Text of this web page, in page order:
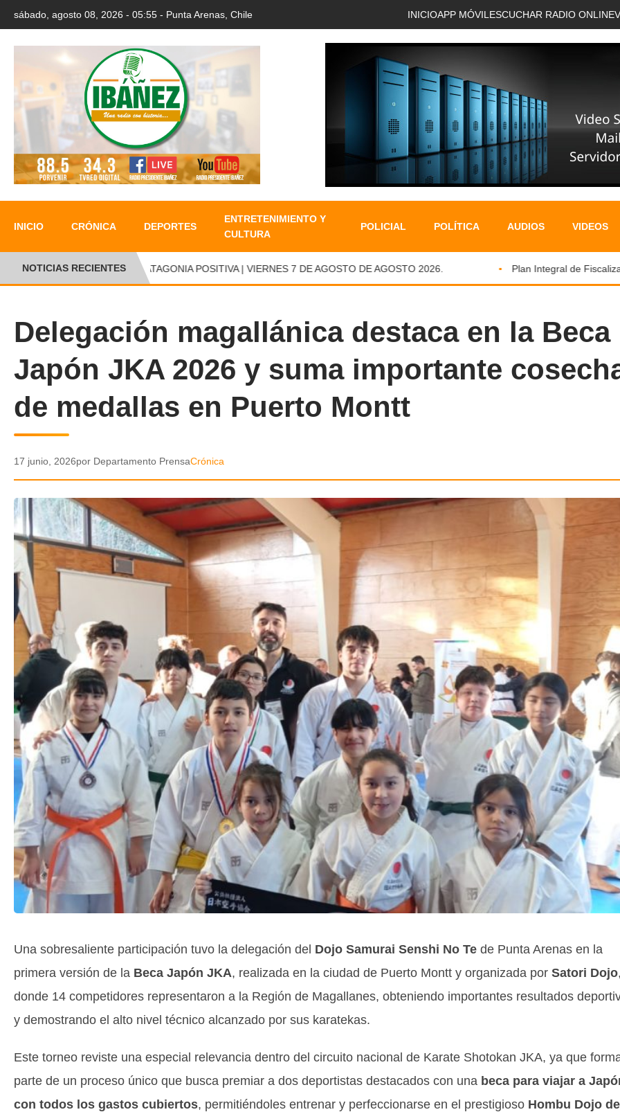
sábado, agosto 08, 2026 - 05:55 - Punta Arenas, Chile INICIOAPP MÓVIL ESCUCHAR RADIO ONLINE
INICIO CRÓNICA DEPORTES
ENTRETENIMIENTO Y
CULTURA
POLICIAL POLÍTICA AUDIOS VIDEOS
NOTICIAS RECIENTESPATAGONIA POSITIVA | VIERNES 7 DE AGOSTO DE AGOSTO 2026. Plan Integral de
Delegación magallánica destaca en la Beca
Japón JKA 2026 y suma importante
de medallas en Puerto Montt
17 junio, 2026por Departamento PrensaCrónica
Una sobresaliente participación tuvo la delegación del Dojo Samurai Senshi No Te de Punta Arenas en la
primera versión de la Beca Japón JKA, realizada en la ciudad de Puerto Montt y organizada por Satori Dojo
donde 14 competidores representaron a la Región de Magallanes, obteniendo importantes resultados
y demostrando el alto nivel técnico alcanzado por sus karatekas.
Este torneo reviste una especial relevancia dentro del circuito nacional de Karate Shotokan JKA, ya que
parte de un proceso único que busca premiar a dos deportistas destacados con una beca para viajar a
con todos los gastos cubiertos, permitiéndoles entrenar y perfeccionarse en el prestigioso Hombu Dojo